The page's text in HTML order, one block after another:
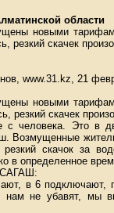
области
новыми
резкий скачек
www.31.kz, 21
новыми
резкий скачек
с человека. Это в
Возмущенные
скачок за
в определенное
в 6 подключают,
нам не убавят, мы